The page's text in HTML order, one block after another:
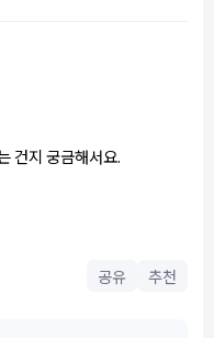
건지 궁금해서요.
공유 추천